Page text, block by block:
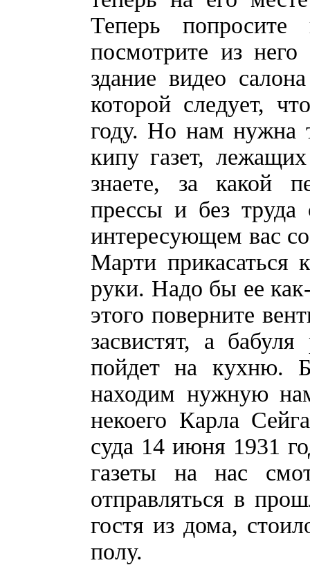
Теперь попросите
посмотрите из
здание видео
которой следует,
году. Но нам нужна
кипу газет,
знаете, за какой
прессы и без
интересующем вас
Марти прикасаться
руки. Надо бы ее
этого поверните
засвистят, а
пойдет на кухню.
находим нужную
некоего Карла
суда 14 июня 1931
газеты на нас
отправляться в
гостя из дома,
полу.